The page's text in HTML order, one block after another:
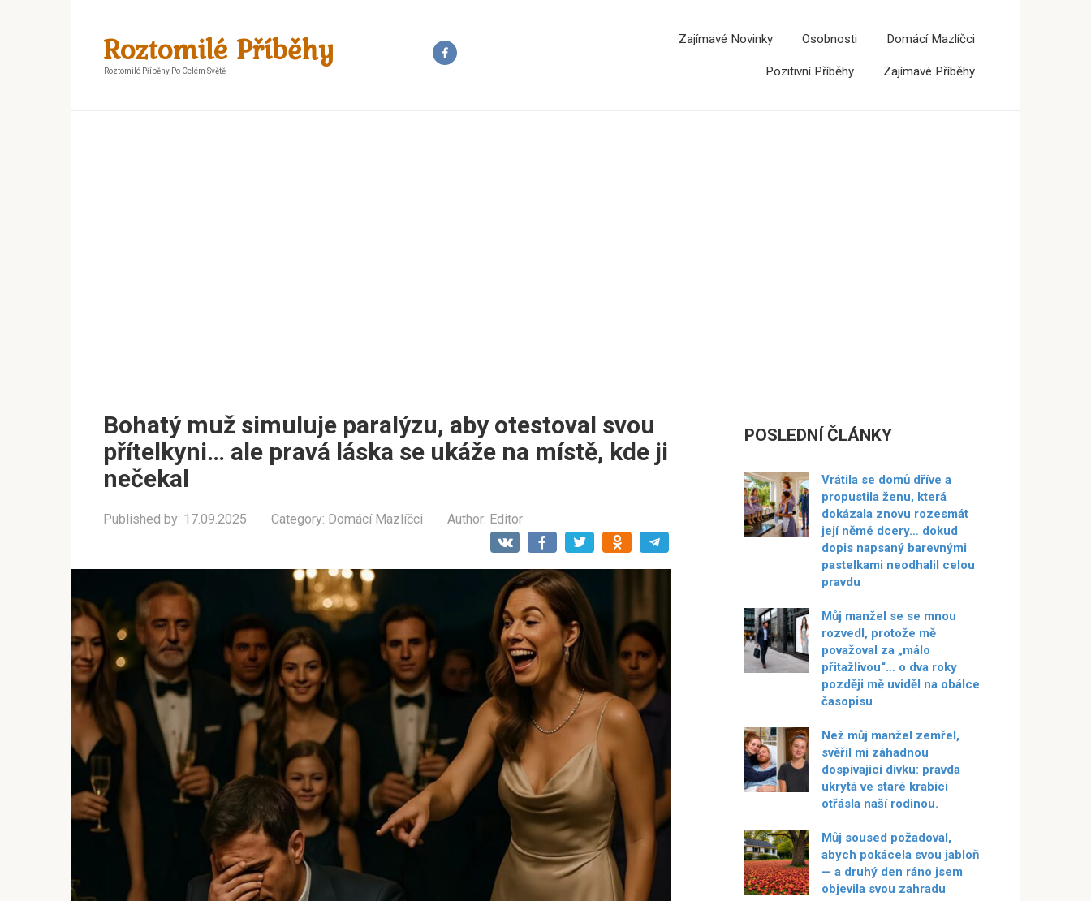
Roztomilé Příběhy
Roztomilé Příběhy Po Celém Světě
Zajímavé Novinky Osobnosti Domácí Mazlíčci
Pozitivní Příběhy Zajímavé Příběhy
Bohatý muž simuluje paralýzu, aby otestoval svou
přítelkyni… ale pravá láska se ukáže na místě, kde ji
nečekal
Published by: 17.09.2025 Category: Domácí Mazlíčci Author: Editor
POSLEDNÍ ČLÁNKY
Vrátila se domů dříve a
propustila ženu, která
dokázala znovu rozesmát
její němé dcery… dokud
dopis napsaný barevnými
pastelkami neodhalil celou
pravdu
Můj manžel se se mnou
rozvedl, protože mě
považoval za „málo
přitažlivou“… o dva roky
později mě uviděl na obálce
časopisu
Než můj manžel zemřel,
svěřil mi záhadnou
dospívající dívku: pravda
ukrytá ve staré krabici
otřásla naší rodinou.
Můj soused požadoval,
abych pokácela svou jabloň
— a druhý den ráno jsem
objevila svou zahradu